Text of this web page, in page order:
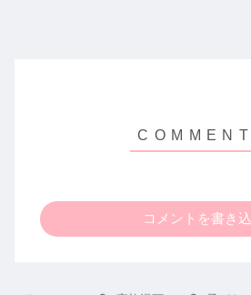
コメントを書き